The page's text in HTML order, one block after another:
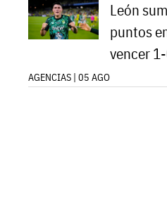
León
puntos
vencer
AGENCIAS | 05 AGO